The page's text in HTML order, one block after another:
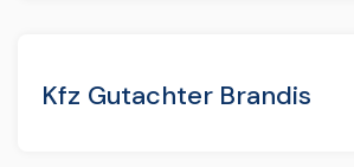
Kfz Gutachter Brandis